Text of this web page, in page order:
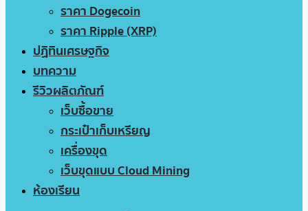
ราคา Dogecoin
ราคา Ripple (XRP)
ปฏิทินเศรษฐกิจ
บทความ
รีวิวผลิตภัณฑ์
เว็บซื้อขาย
กระเป๋าเก็บเหรียญ
เครื่องขุด
เว็บขุดแบบ Cloud Mining
ห้องเรียน